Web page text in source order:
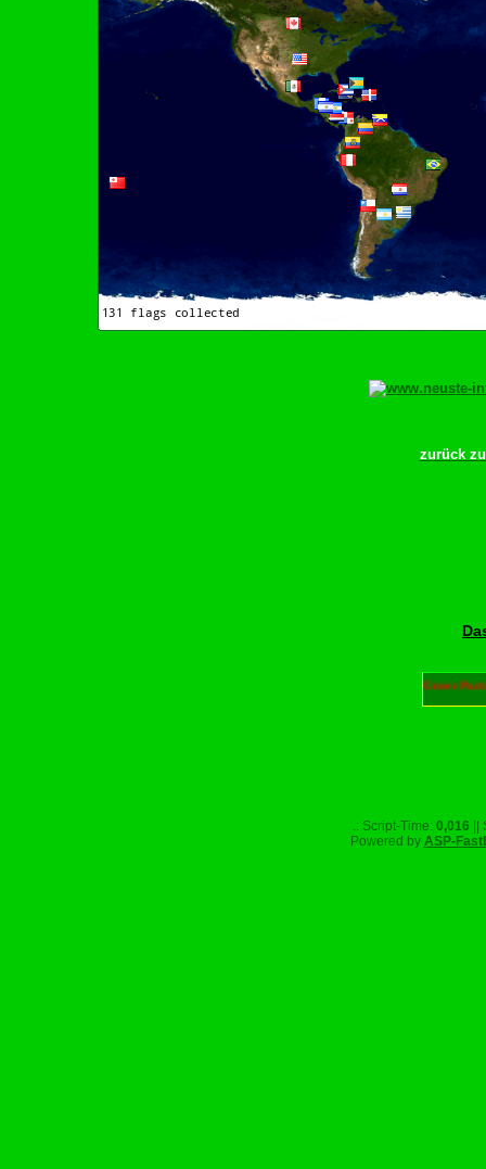
zurück
Unser
.: Script-Time: 0,016
Powered by ASP-